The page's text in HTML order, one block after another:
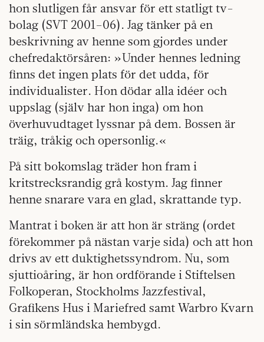
hon slutligen får ansvar för ett statligt tv-
bolag (SVT 2001–06). Jag tänker på en
beskrivning av henne som gjordes under
chefredaktörsåren: »Under hennes ledning
finns det ingen plats för det udda, för
individualister. Hon dödar alla idéer och
uppslag (själv har hon inga) om hon
överhuvudtaget lyssnar på dem. Bossen är
träig, tråkig och opersonlig.«
På sitt bokomslag träder hon fram i
kritstrecksrandig grå kostym. Jag finner
henne snarare vara en glad, skrattande typ.
Mantrat i boken är att hon är sträng (ordet
förekommer på nästan varje sida) och att hon
drivs av ett duktighets­syndrom. Nu, som
sjuttioåring, är hon ordförande i Stiftelsen
Folkoperan, Stockholms Jazzfestival,
Grafikens Hus i Mariefred samt Warbro Kvarn
i sin sörmländska hembygd.